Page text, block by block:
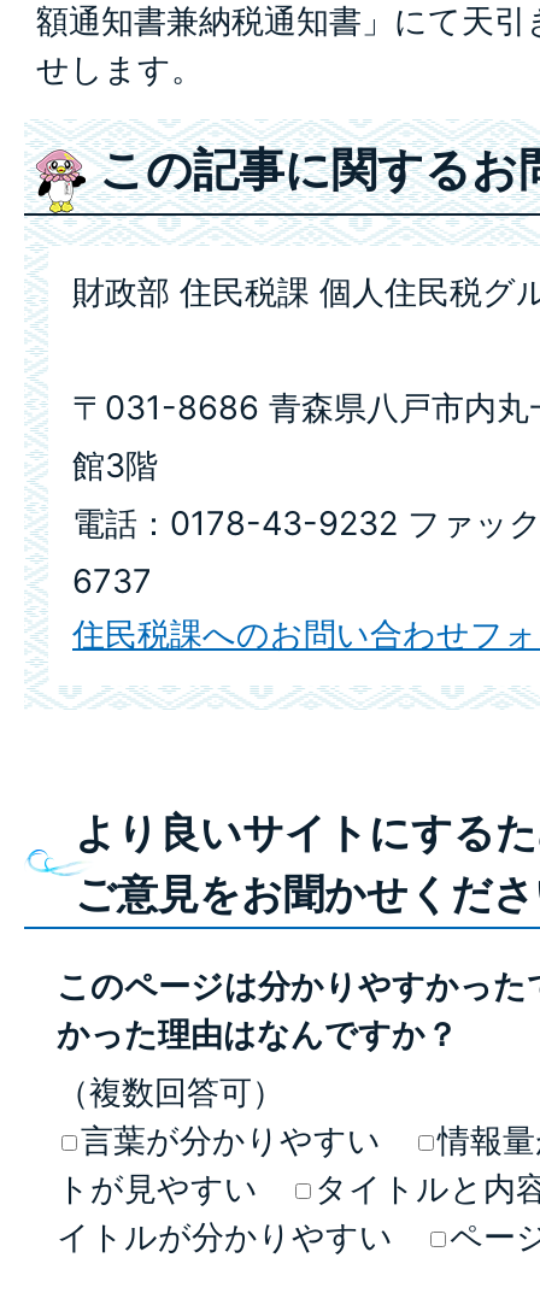
額通知書兼納税通知書」にて天
せします。
この記事に関するお
財政部 住民税課 個人住民税グ
〒031-8686 青森県八戸市内丸
館3階
電話：0178-43-9232 ファッ
6737
住民税課へのお問い合わせフ
より良いサイトにする
ご意見をお聞かせくだ
このページは分かりやすかっ
かった理由はなんですか？
（複数回答可）
言葉が分かりやすい
情報
トが見やすい
タイトルと内
イトルが分かりやすい
ペー